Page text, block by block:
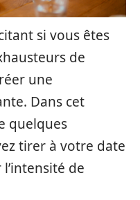
si vous êtes
de
une
Dans cet
quelques
tirer à votre date
de